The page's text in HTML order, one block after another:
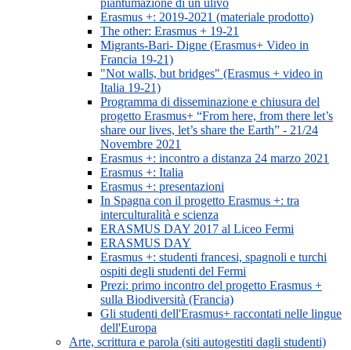
piantumazione di un ulivo
Erasmus +: 2019-2021 (materiale prodotto)
The other: Erasmus + 19-21
Migrants-Bari- Digne (Erasmus+ Video in
Francia 19-21)
"Not walls, but bridges" (Erasmus + video in
Italia 19-21)
Programma di disseminazione e chiusura del
progetto Erasmus+ “From here, from there let’s
share our lives, let’s share the Earth” - 21/24
Novembre 2021
Erasmus +: incontro a distanza 24 marzo 2021
Erasmus +: Italia
Erasmus +: presentazioni
In Spagna con il progetto Erasmus +: tra
interculturalità e scienza
ERASMUS DAY 2017 al Liceo Fermi
ERASMUS DAY
Erasmus +: studenti francesi, spagnoli e turchi
ospiti degli studenti del Fermi
Prezi: primo incontro del progetto Erasmus +
sulla Biodiversità (Francia)
Gli studenti dell'Erasmus+ raccontati nelle lingue
dell'Europa
Arte, scrittura e parola (siti autogestiti dagli studenti)